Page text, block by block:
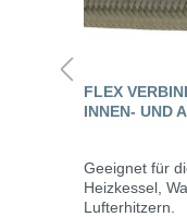
FLEX
INNEN- UND
Geeignet für
Heizkessel,
Lufterhitzern.